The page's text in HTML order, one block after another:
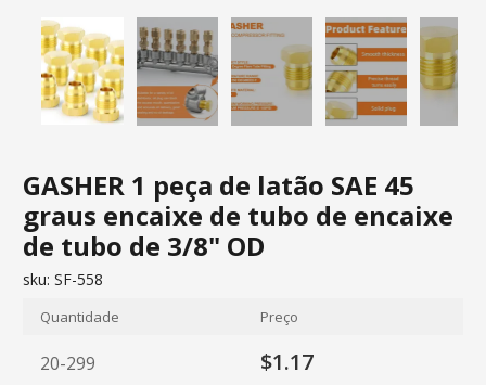
GASHER 1 peça de latão SAE 45
graus encaixe de tubo de encaixe
de tubo de 3/8" OD
sku: SF-558
Quantidade Preço
20-299 $1.17